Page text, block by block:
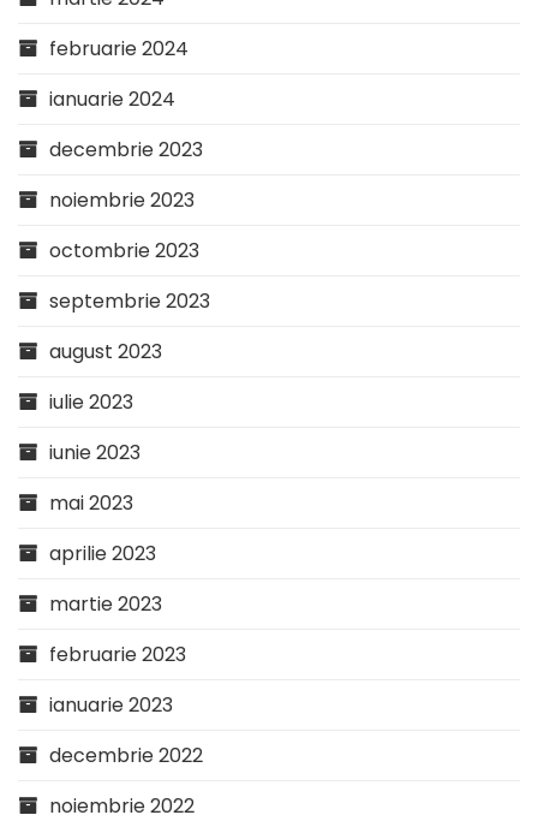
februarie 2024
ianuarie 2024
decembrie 2023
noiembrie 2023
octombrie 2023
septembrie 2023
august 2023
iulie 2023
iunie 2023
mai 2023
aprilie 2023
martie 2023
februarie 2023
ianuarie 2023
decembrie 2022
noiembrie 2022